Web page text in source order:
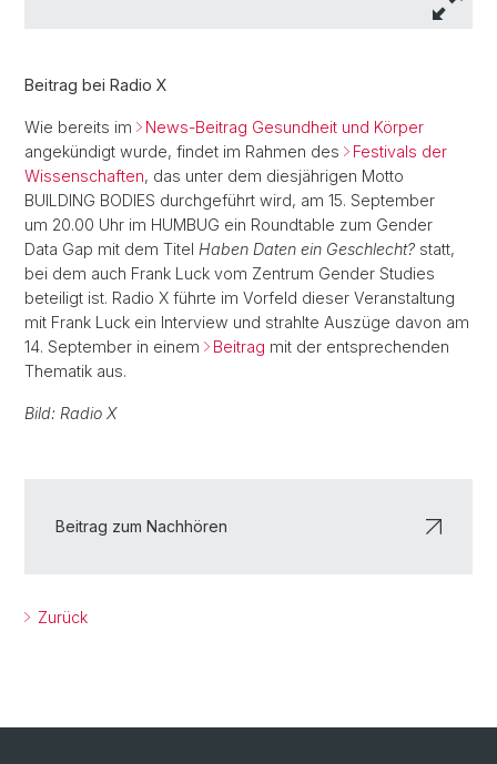
Beitrag bei Radio X
Wie bereits im
News-Beitrag Gesundheit und Körper
angekündigt wurde, findet im Rahmen des
Festivals der
Wissenschaften, das unter dem diesjährigen Motto
BUILDING BODIES durchgeführt wird, am 15. September
um 20.00 Uhr im HUMBUG ein Roundtable zum Gender
Data Gap mit dem Titel Haben Daten ein Geschlecht? statt,
bei dem auch Frank Luck vom Zentrum Gender Studies
beteiligt ist. Radio X führte im Vorfeld dieser Veranstaltung
mit Frank Luck ein Interview und strahlte Auszüge davon am
14. September in einem
Beitrag mit der entsprechenden
Thematik aus.
Bild: Radio X
Beitrag zum Nachhören
Zurück